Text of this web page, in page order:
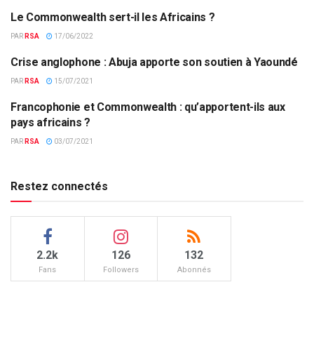
AFRIQUE
Le Commonwealth sert-il les Africains ?
PAR RSA 17/06/2022
CAMEROUN
Crise anglophone : Abuja apporte son soutien à Yaoundé
PAR RSA 15/07/2021
COMMONWEALTH
Francophonie et Commonwealth : qu’apportent-ils aux
pays africains ?
PAR RSA 03/07/2021
Restez connectés
2.2k
Fans
126
Followers
132
Abonnés